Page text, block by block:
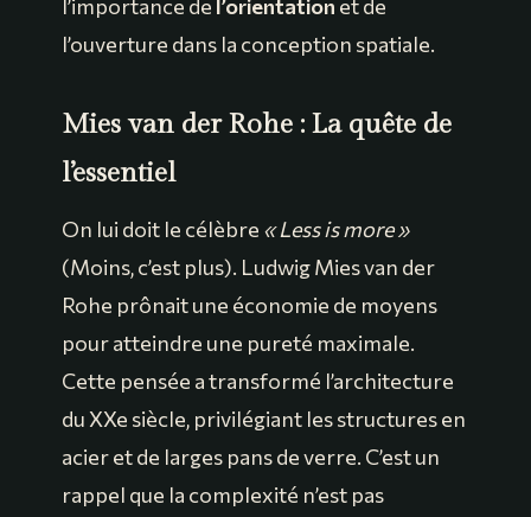
l’importance de l’orientation et de
l’ouverture dans la conception spatiale.
Mies van der Rohe : La quête de
l’essentiel
On lui doit le célèbre « Less is more »
(Moins, c’est plus). Ludwig Mies van der
Rohe prônait une économie de moyens
pour atteindre une pureté maximale.
Cette pensée a transformé l’architecture
du XXe siècle, privilégiant les structures en
acier et de larges pans de verre. C’est un
rappel que la complexité n’est pas